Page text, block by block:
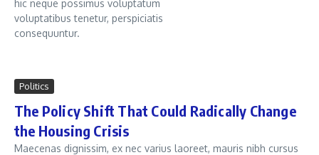
hic neque possimus voluptatum
voluptatibus tenetur, perspiciatis
consequuntur.
Politics
The Policy Shift That Could Radically Change
the Housing Crisis
Maecenas dignissim, ex nec varius laoreet, mauris nibh cursus